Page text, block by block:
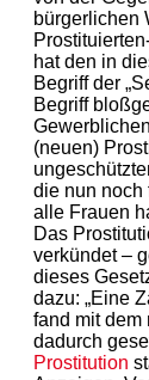
bürgerlichen
hat den in
Begriff der
Begriff
(neuen)
die nun noch
alle Frauen
Das
verkündet –
dieses
dazu: „Eine
fand mit dem
dadurch
Prostitution